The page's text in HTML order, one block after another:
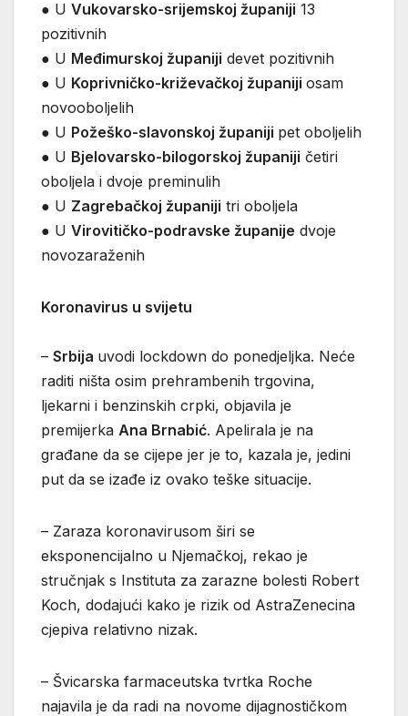
● U Vukovarsko-srijemskoj županiji 13
pozitivnih
● U Međimurskoj županiji devet pozitivnih
● U Koprivničko-križevačkoj županiji osam
novooboljelih
● U Požeško-slavonskoj županiji pet oboljelih
● U Bjelovarsko-bilogorskoj županiji četiri
oboljela i dvoje preminulih
● U Zagrebačkoj županiji tri oboljela
● U Virovitičko-podravske županije dvoje
novozaraženih
Koronavirus u svijetu
– Srbija uvodi lockdown do ponedjeljka. Neće
raditi ništa osim prehrambenih trgovina,
ljekarni i benzinskih crpki, objavila je
premijerka Ana Brnabić. Apelirala je na
građane da se cijepe jer je to, kazala je, jedini
put da se izađe iz ovako teške situacije.
– Zaraza koronavirusom širi se
eksponencijalno u Njemačkoj, rekao je
stručnjak s Instituta za zarazne bolesti Robert
Koch, dodajući kako je rizik od AstraZenecina
cjepiva relativno nizak.
– Švicarska farmaceutska tvrtka Roche
najavila je da radi na novome dijagnostičkom